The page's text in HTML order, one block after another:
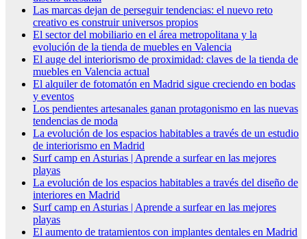
Las marcas dejan de perseguir tendencias: el nuevo reto
creativo es construir universos propios
El sector del mobiliario en el área metropolitana y la
evolución de la tienda de muebles en Valencia
El auge del interiorismo de proximidad: claves de la tienda de
muebles en Valencia actual
El alquiler de fotomatón en Madrid sigue creciendo en bodas
y eventos
Los pendientes artesanales ganan protagonismo en las nuevas
tendencias de moda
La evolución de los espacios habitables a través de un estudio
de interiorismo en Madrid
Surf camp en Asturias | Aprende a surfear en las mejores
playas
La evolución de los espacios habitables a través del diseño de
interiores en Madrid
Surf camp en Asturias | Aprende a surfear en las mejores
playas
El aumento de tratamientos con implantes dentales en Madrid